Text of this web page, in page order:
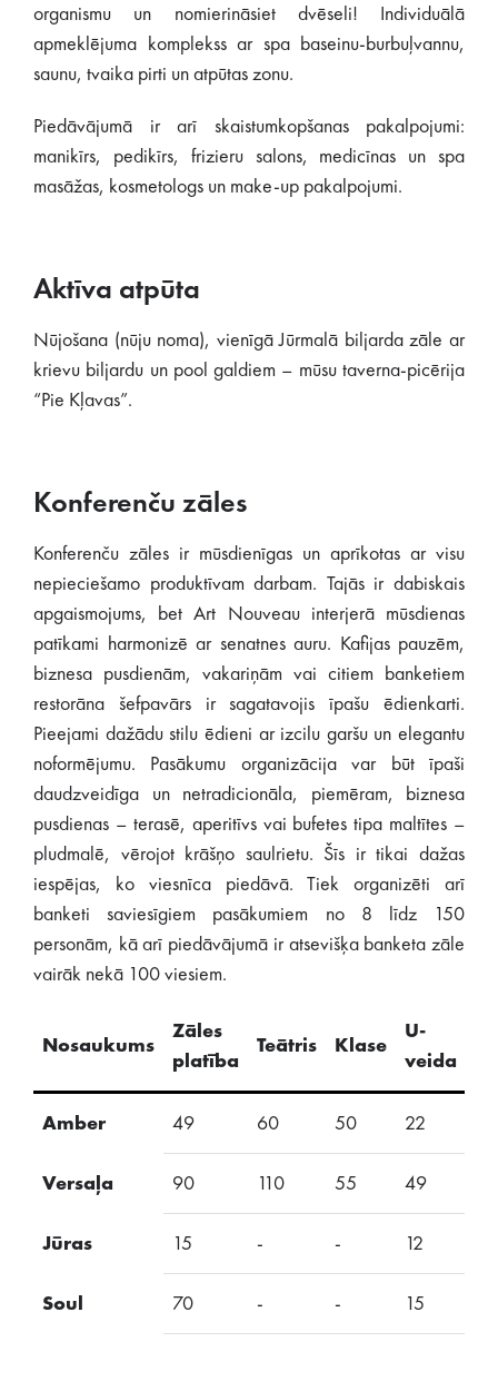
organismu un nomierināsiet dvēseli! Individuālā
apmeklējuma komplekss ar spa baseinu-burbuļvannu,
saunu, tvaika pirti un atpūtas zonu.
Piedāvājumā ir arī skaistumkopšanas pakalpojumi:
manikīrs, pedikīrs, frizieru salons, medicīnas un spa
masāžas, kosmetologs un make-up pakalpojumi.
Aktīva atpūta
Nūjošana (nūju noma), vienīgā Jūrmalā biljarda zāle ar
krievu biljardu un pool galdiem – mūsu taverna-picērija
“Pie Kļavas”.
Konferenču zāles
Konferenču zāles ir mūsdienīgas un aprīkotas ar visu
nepieciešamo produktīvam darbam. Tajās ir dabiskais
apgaismojums, bet Art Nouveau interjerā mūsdienas
patīkami harmonizē ar senatnes auru. Kafijas pauzēm,
biznesa pusdienām, vakariņām vai citiem banketiem
restorāna šefpavārs ir sagatavojis īpašu ēdienkarti.
Pieejami dažādu stilu ēdieni ar izcilu garšu un elegantu
noformējumu. Pasākumu organizācija var būt īpaši
daudzveidīga un netradicionāla, piemēram, biznesa
pusdienas – terasē, aperitīvs vai bufetes tipa maltītes –
pludmalē, vērojot krāšņo saulrietu. Šīs ir tikai dažas
iespējas, ko viesnīca piedāvā. Tiek organizēti arī
banketi saviesīgiem pasākumiem no 8 līdz 150
personām, kā arī piedāvājumā ir atsevišķa banketa zāle
vairāk nekā 100 viesiem.
Nosaukums
Zāles
platība
Teātris Klase
U-
veida
Amber 49 60 50 22
Versaļa 90 110 55 49
Jūras 15 - - 12
Soul 70 - - 15